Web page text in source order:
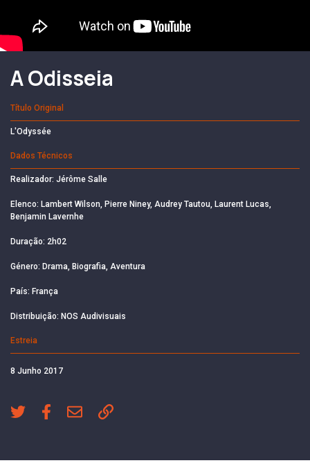
A Odisseia
Título Original
L'Odyssée
Dados Técnicos
Realizador: Jérôme Salle
Elenco: Lambert Wilson, Pierre Niney, Audrey Tautou, Laurent Lucas,
Benjamin Lavernhe
Duração: 2h02
Género: Drama, Biografia, Aventura
País: França
Distribuição: NOS Audivisuais
Estreia
8 Junho 2017